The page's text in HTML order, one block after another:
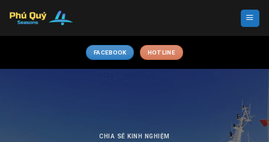
content
FACEBOOK HOTLINE
CHIA SẼ KINH NGHIỆM